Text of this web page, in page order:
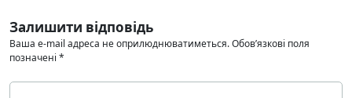
Залишити відповідь
Ваша e-mail адреса не оприлюднюватиметься.Обов’язкові поля
позначені *